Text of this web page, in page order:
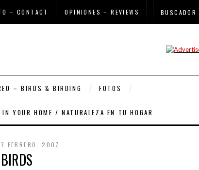
– CONTACT OPINIONES – REVIEWS
– BIRDS & BIRDING FOTOS
IN YOUR HOME / NATURALEZA EN TU HOGAR
7 FEBRERO, 2007